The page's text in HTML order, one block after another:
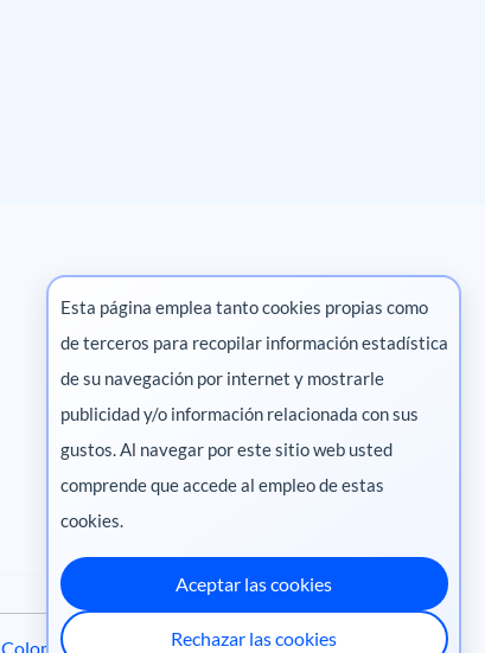
Marketing digital
Pharma
Colombia Perú·Centroamérica
Esta página emplea tanto cookies propias como
de terceros para recopilar información estadística
de su navegación por internet y mostrarle
publicidad y/o información relacionada con sus
gustos. Al navegar por este sitio web usted
comprende que accede al empleo de estas
cookies.
Aceptar las cookies
Rechazar las cookies